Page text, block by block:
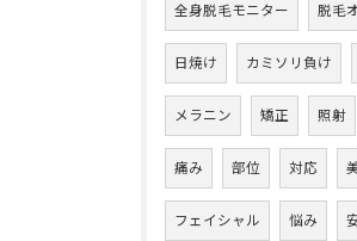
全身脱毛モニター 脱毛
日焼け カミソリ負け
メラニン 矯正 照射
痛み 部位 対応
フェイシャル 悩み